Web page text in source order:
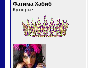
Фатима Хабиб
Кутюрье